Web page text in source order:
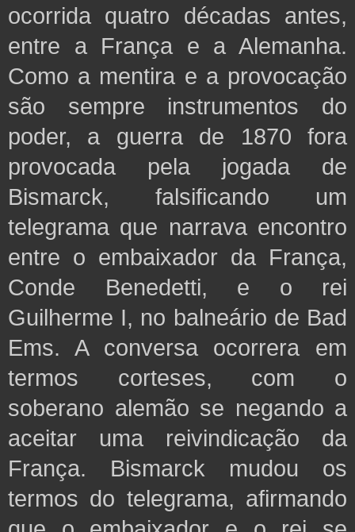
ocorrida quatro décadas antes,
entre a França e a Alemanha.
Como a mentira e a provocação
são sempre instrumentos do
poder, a guerra de 1870 fora
provocada pela jogada de
Bismarck, falsificando um
telegrama que narrava encontro
entre o embaixador da França,
Conde Benedetti, e o rei
Guilherme I, no balneário de Bad
Ems. A conversa ocorrera em
termos corteses, com o
soberano alemão se negando a
aceitar uma reivindicação da
França. Bismarck mudou os
termos do telegrama, afirmando